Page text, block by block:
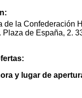
de la Confederación
Plaza de España, 2.
y lugar de